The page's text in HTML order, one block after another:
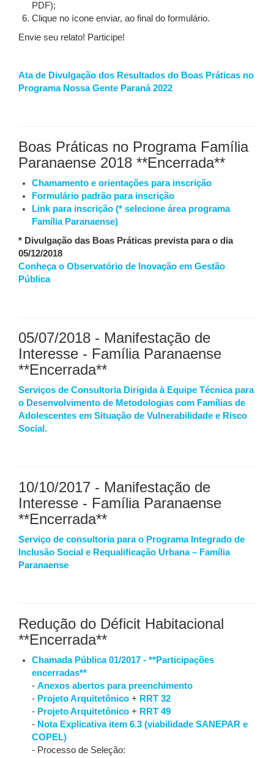
PDF);
Clique no ícone enviar, ao final do formulário.
Envie seu relato! Participe!
Ata de Divulgação dos Resultados do Boas Práticas no
Programa Nossa Gente Paraná 2022
Boas Práticas no Programa Família
Paranaense 2018 **Encerrada**
Chamamento e orientações para inscrição
Formulário padrão para inscrição
Link para inscrição (* selecione área programa
Família Paranaense)
* Divulgação das Boas Práticas prevista para o dia
05/12/2018
Conheça o Observatório de Inovação em Gestão
Pública
05/07/2018 - Manifestação de
Interesse - Família Paranaense
**Encerrada**
Serviços de Consultoria Dirigida à Equipe Técnica para
o Desenvolvimento de Metodologias com Famílias de
Adolescentes em Situação de Vulnerabilidade e Risco
Social.
10/10/2017 - Manifestação de
Interesse - Família Paranaense
**Encerrada**
Serviço de consultoria para o Programa Integrado de
Inclusão Social e Requalificação Urbana – Família
Paranaense
Redução do Déficit Habitacional
**Encerrada**
Chamada Pública 01/2017 - **Participações
encerradas**
-Anexos abertos para preenchimento
- Projeto Arquitetônico + RRT 32
- Projeto Arquitetônico + RRT 49
- Nota Explicativa item 6.3 (viabilidade SANEPAR e
COPEL)
- Processo de Seleção: